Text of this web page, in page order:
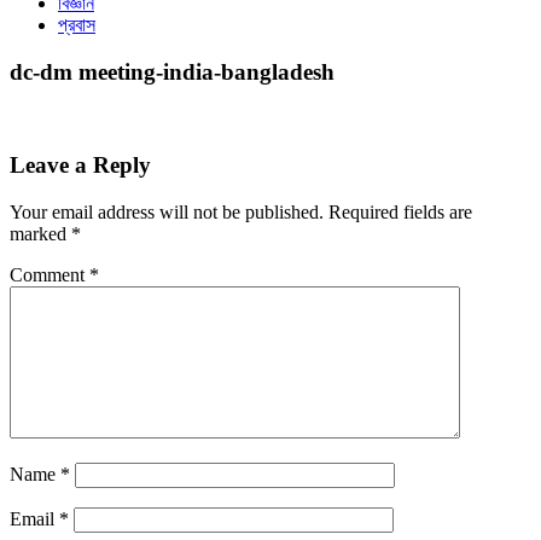
প্রবাস
dc-dm meeting-india-bangladesh
Leave a Reply
Your email address will not be published. Required fields are
marked *
Comment *
Name *
Email *